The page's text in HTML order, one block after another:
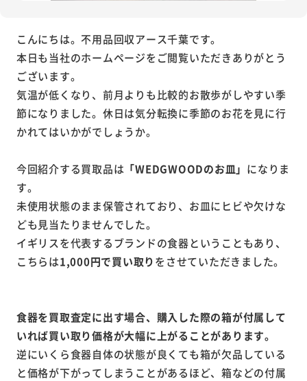
こんにちは。不用品回収アース千葉です。
本日も当社のホームページをご閲覧いただきありがとう
ございます。
気温が低くなり、前月よりも比較的お散歩がしやすい季
節になりました。休日は気分転換に季節のお花を見に行
かれてはいかがでしょうか。
今回紹介する買取品は 「WEDGWOODのお皿」 になりま
す。
未使用状態のまま保管されており、お皿にヒビや欠けな
ども見当たりませんでした。
イギリスを代表するブランドの食器ということもあり、
こちらは1,000円で買い取りをさせていただきました。
食器を買取査定に出す場合、購入した際の箱が付属して
いれば買い取り価格が大幅に上がることがあります。
逆にいくら食器自体の状態が良くても箱が欠品している
と価格が下がってしまうことがあるほど、箱などの付属